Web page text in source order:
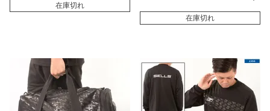
在庫切れ
在庫切れ